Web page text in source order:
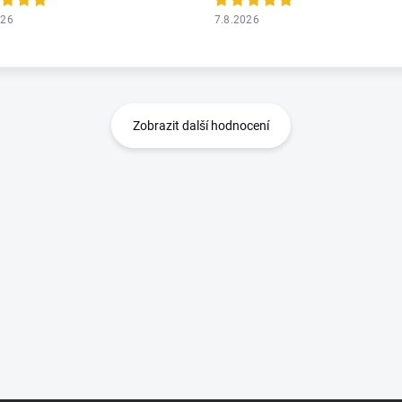
7.8.2026
Zobrazit další hodnocení